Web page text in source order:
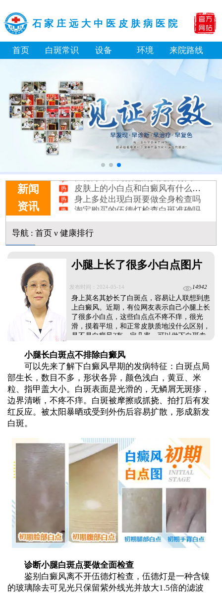
石家庄远大中医皮肤病医院
首页 白斑常识 设备 环境 来院路线
新闻
资讯
身体黑色素缺失是什么原因引起
白癜风打复色针有没有治好的案例
白癜风最初征兆什么样图片
初期白癜风和普通的色素减退斑怎么区分
伍德灯下不同颜色的荧光分别代表什么病
皮肤上的小白点和白癜风有什么区别
身上多处出现白斑要做全身检查吗
淘宝购买的伍德灯检查白斑准确吗
大面积白斑做全身仓光疗怎么样
导航: 首页ν 健康排行
小腿上长了很多小白点图片
发布时间：2024-05-14 14942
身上莫名其妙长了白斑点，容易让人联想到患
上白癜风。近期，有位网友表示自己小腿上长
了很多小白点，这些白点点不疼不痒，很光
滑，摸着平坦，和正常皮肤质地没什么区别，
是不是白癜风?有一定几率，可以做下白斑专
小腿长白斑点不排除白癜风
可以先来了解下白癜风早期的发病特征：白斑点局
部生长，数目不多，形状各异，颜色浅白，黄豆、米
粒、指甲盖大小。白斑表面是光滑的，无鳞屑无斑疹，
边界清晰，不疼不痒。白斑被摩擦或抓挠、拍打后有发
红反应。被太阳暴晒或受到外伤后容易扩散，形成新发
白斑。
诊断小腿白斑点要做全面检查
鉴别白癜风离不开伍德灯检查，伍德灯是一种含镍
的玻璃除去可见光只保留紫外线光并放大1.5倍的滤波